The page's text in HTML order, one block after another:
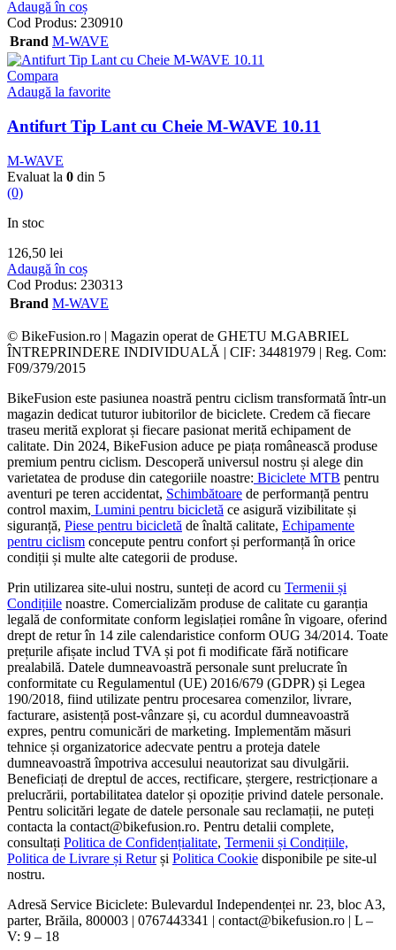
Adaugă în coș
Cod Produs: 230910
Brand M-WAVE
Compara
Adaugă la favorite
Antifurt Tip Lant cu Cheie M-WAVE 10.11
M-WAVE
Evaluat la 0 din 5
(0)
In stoc
126,50 lei
Adaugă în coș
Cod Produs: 230313
Brand M-WAVE
© BikeFusion.ro | Magazin operat de GHETU M.GABRIEL
ÎNTREPRINDERE INDIVIDUALĂ | CIF: 34481979 | Reg. Com:
F09/379/2015
BikeFusion este pasiunea noastră pentru ciclism transformată într-un
magazin dedicat tuturor iubitorilor de biciclete. Credem că fiecare
traseu merită explorat și fiecare pasionat merită echipament de
calitate. Din 2024, BikeFusion aduce pe piața românească produse
premium pentru ciclism. Descoperă universul nostru și alege din
varietatea de produse din categoriile noastre: Biciclete MTB pentru
aventuri pe teren accidentat, Schimbătoare de performanță pentru
control maxim, Lumini pentru bicicletă ce asigură vizibilitate și
siguranță, Piese pentru bicicletă de înaltă calitate, Echipamente
pentru ciclism concepute pentru confort și performanță în orice
condiții și multe alte categorii de produse.
Prin utilizarea site-ului nostru, sunteți de acord cu Termenii și
Condițiile noastre. Comercializăm produse de calitate cu garanția
legală de conformitate conform legislației române în vigoare, oferind
drept de retur în 14 zile calendaristice conform OUG 34/2014. Toate
prețurile afișate includ TVA și pot fi modificate fără notificare
prealabilă. Datele dumneavoastră personale sunt prelucrate în
conformitate cu Regulamentul (UE) 2016/679 (GDPR) și Legea
190/2018, fiind utilizate pentru procesarea comenzilor, livrare,
facturare, asistență post-vânzare și, cu acordul dumneavoastră
expres, pentru comunicări de marketing. Implementăm măsuri
tehnice și organizatorice adecvate pentru a proteja datele
dumneavoastră împotriva accesului neautorizat sau divulgării.
Beneficiați de dreptul de acces, rectificare, ștergere, restricționare a
prelucrării, portabilitatea datelor și opoziție privind datele personale.
Pentru solicitări legate de datele personale sau reclamații, ne puteți
contacta la contact@bikefusion.ro. Pentru detalii complete,
consultați Politica de Confidențialitate, Termenii și Condițiile,
Politica de Livrare și Returși Politica Cookie disponibile pe site-ul
nostru.
Adresă Service Biciclete: Bulevardul Independenței nr. 23, bloc A3,
parter, Brăila, 800003 | 0767443341 | contact@bikefusion.ro | L –
V: 9 – 18